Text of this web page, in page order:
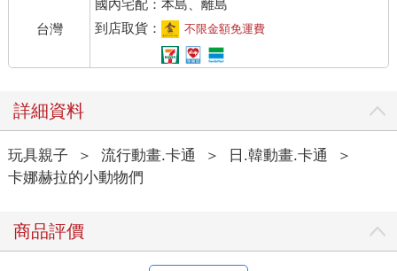
台灣
國內宅配：本島、離島
到店取貨：
不限金額免運費
詳細資料
玩具親子 ＞ 流行動畫.卡通 ＞ 日.韓動畫.卡通
＞
卡娜赫拉的小動物們
商品評價